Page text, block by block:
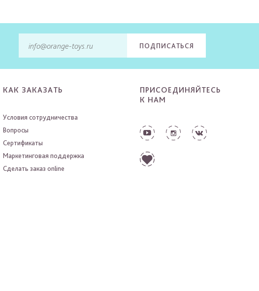
ПОДПИСАТЬСЯ
КАК ЗАКАЗАТЬ
Условия сотрудничества
Вопросы
Сертификаты
Маркетинговая поддержка
Сделать заказ online
ПРИСОЕДИНЯЙТЕСЬ
К НАМ